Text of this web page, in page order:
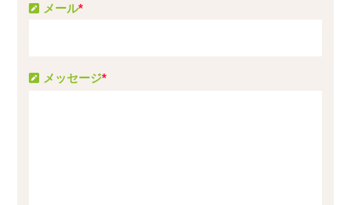
メッセージ*
メール*